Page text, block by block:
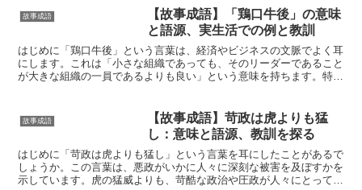
故事成語
【故事成語】「鶏口牛後」の意味
と語源、実生活での例と教訓
はじめに「鶏口牛後」という言葉は、経済やビジネスの文脈でよく耳
にします。これは「小さな組織であっても、そのリーダーであること
が大きな組織の一員であるよりも良い」という意味を持ちます。特
故事成語
【故事成語】苛政は虎よりも猛
し：意味と語源、教訓を探る
はじめに「苛政は虎よりも猛し」という言葉を耳にしたことがあるで
しょうか。この言葉は、悪政がいかに人々に深刻な被害を及ぼすかを
示しています。虎の猛威よりも、苛酷な政治や圧政が人々にとってど